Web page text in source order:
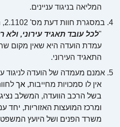
המליאה בניגוד עניינים.
4.
"לכל עובד תאגיד עירוני, ולא
עמדת הועדה היא שאין מקום
התאגיד העירוני.
5. אמנם מעמדה של הועדה לניגוד
אין לו סמכויות מחייבות, אך
בשל הרכב הוועדה, המשלב
ומרכז המועצות האזוריות, יחד
משרד הפנים ושל היועץ